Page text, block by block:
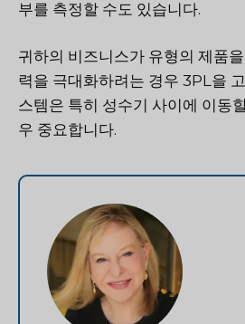
부를 측정할 수도 있습니다.
귀하의 비즈니스가 유형의 제품
력을 극대화하려는 경우 3PL을
스템은 특히 성수기 사이에 이동
우 중요합니다.